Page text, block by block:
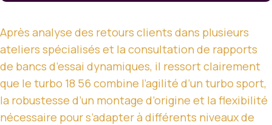
Après analyse des retours clients dans plusieurs
ateliers spécialisés et la consultation de rapports
de bancs d’essai dynamiques, il ressort clairement
que le turbo 18 56 combine l’agilité d’un turbo sport,
la robustesse d’un montage d’origine et la flexibilité
nécessaire pour s’adapter à différents niveaux de